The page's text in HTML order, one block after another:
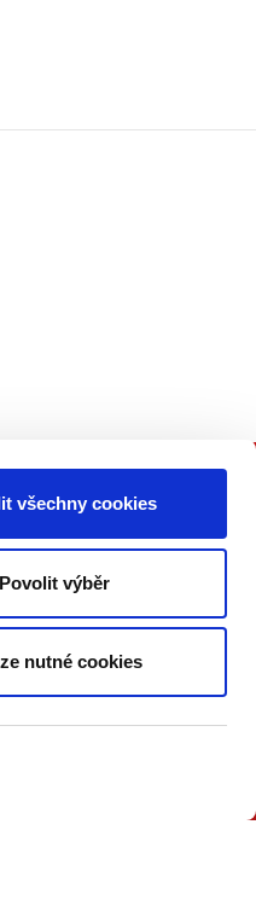
všechny cookies
Povolit výběr
nutné cookies